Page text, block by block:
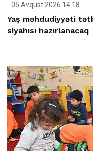
05 Avqust 2026 14:18
Yaş məhdudiyyəti
siyahısı hazırlanacaq